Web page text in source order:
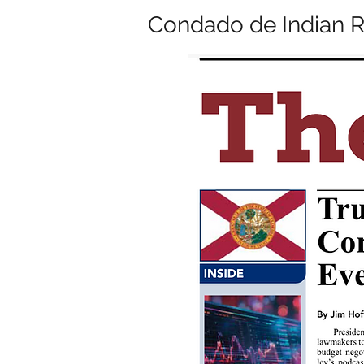
Condado de Indian